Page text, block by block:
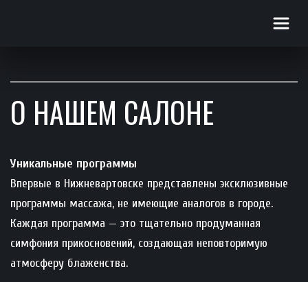
О НАШЕМ САЛОНЕ
Уникальные программы
Впервые в Нижневартовске представлены эксклюзивные
программы массажа, не имеющие аналогов в городе.
Каждая программа — это тщательно продуманная
симфония прикосновений, создающая неповторимую
атмосферу блаженства.